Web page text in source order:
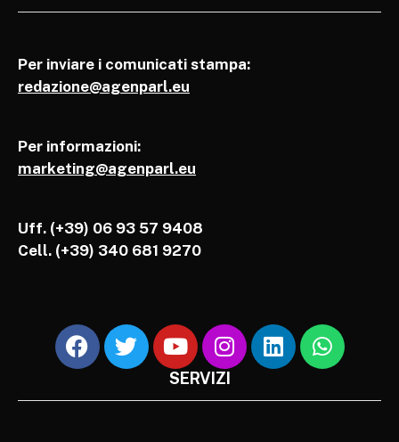
Per inviare i comunicati stampa:
redazione@agenparl.eu
Per informazioni:
marketing@agenparl.eu
Uff. (+39) 06 93 57 9408
Cell. (+39) 340 681 9270
SERVIZI